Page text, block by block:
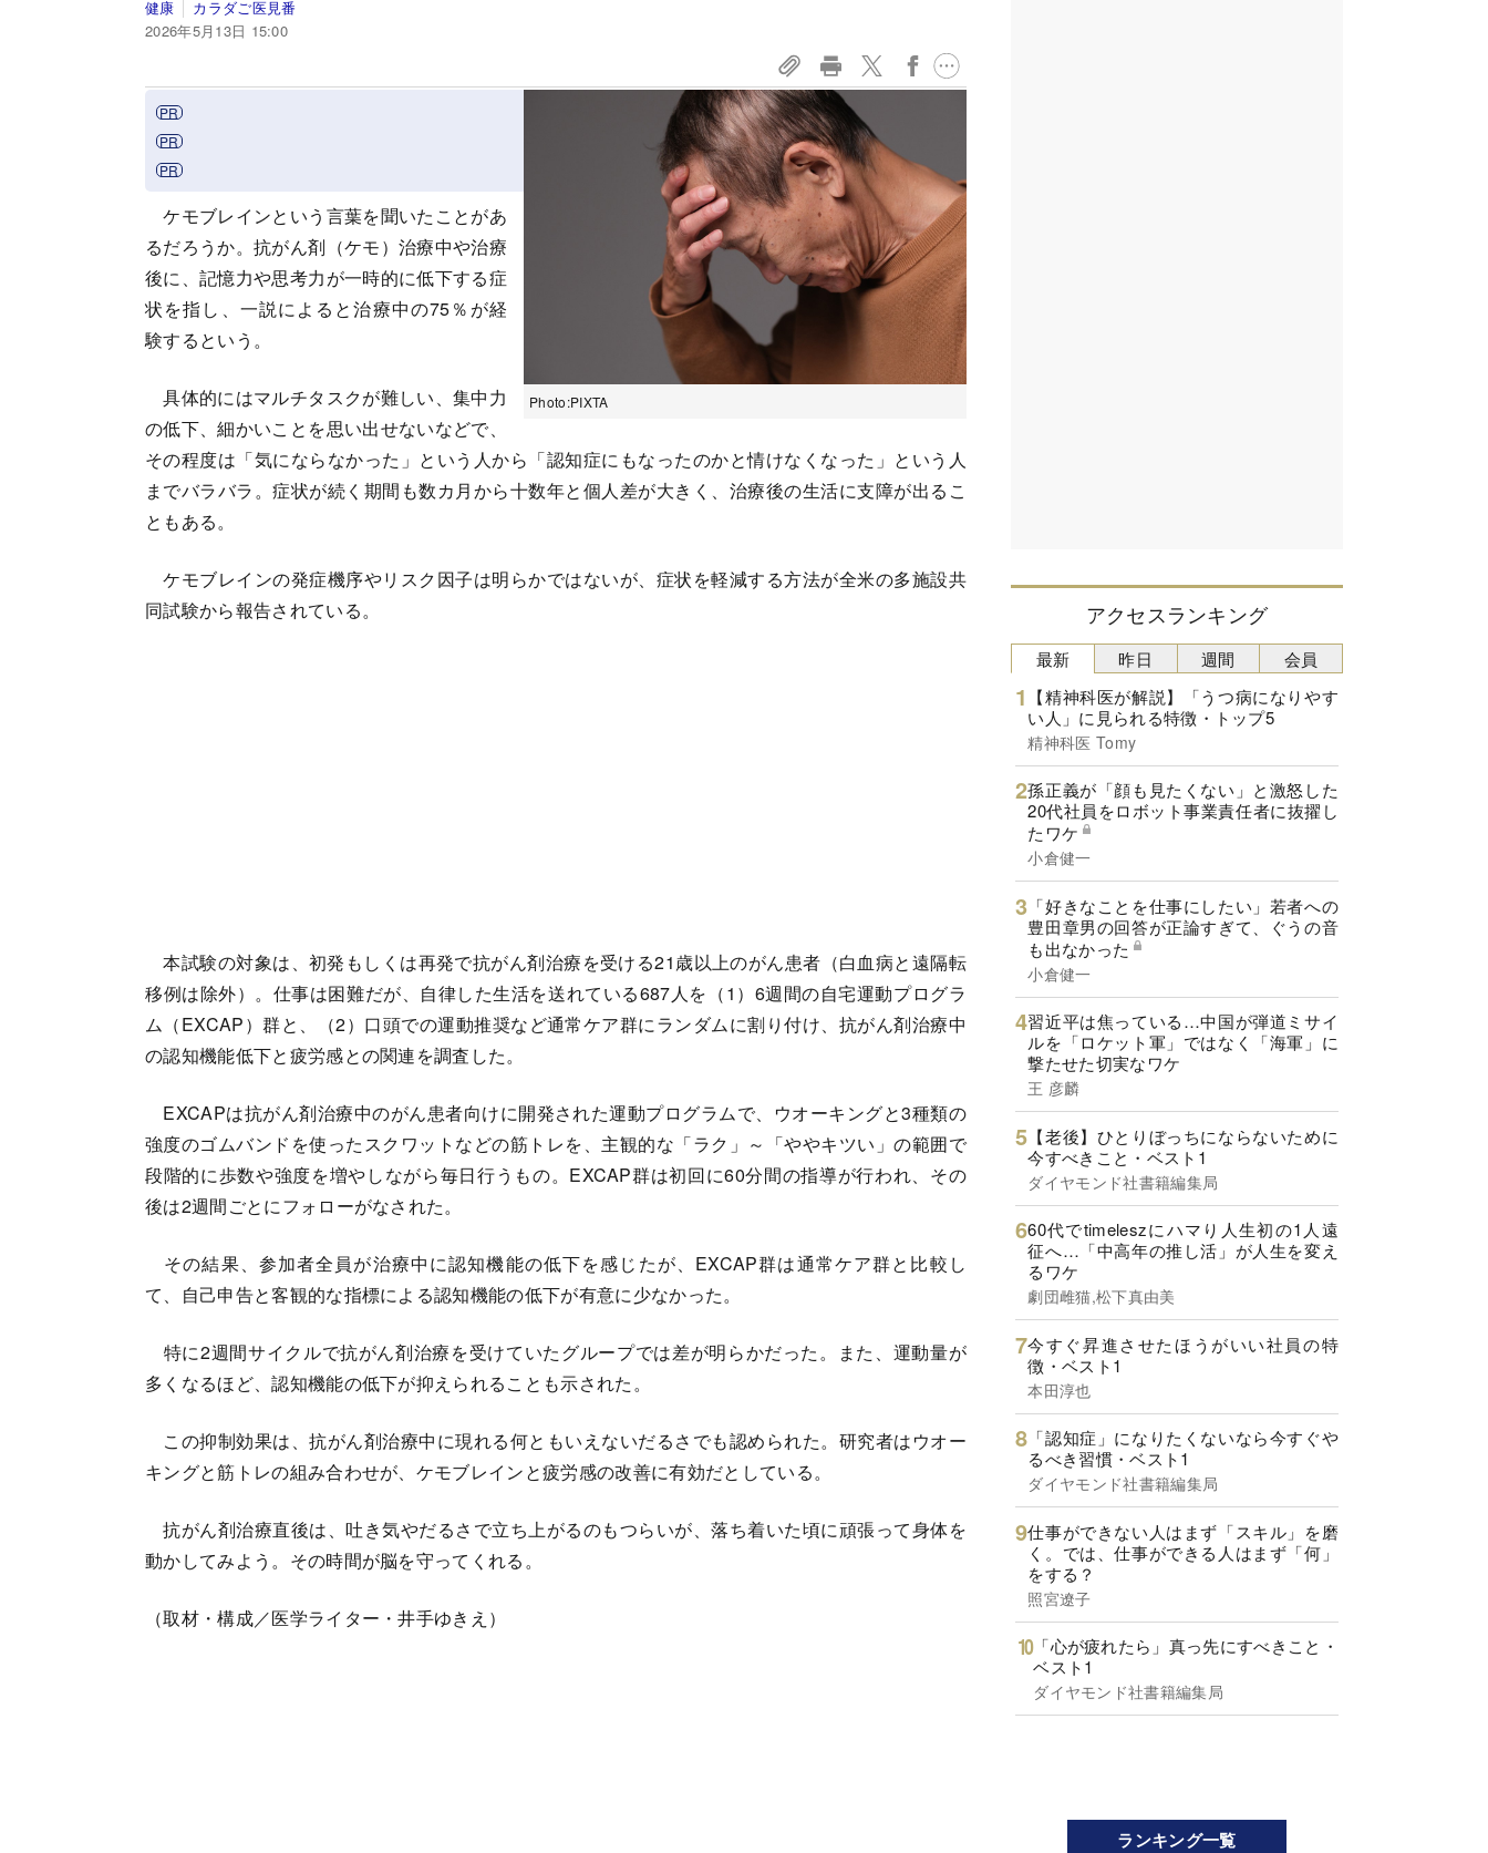
健康
カラダご医見番
2026年5月13日 15:00
Photo:PIXTA
ケモブレインという言葉を聞いたことがあ
るだろうか。抗がん剤（ケモ）治療中や治療
後に、記憶力や思考力が一時的に低下する症
状を指し、一説によると治療中の75％が経
験するという。
具体的にはマルチタスクが難しい、集中力
の低下、細かいことを思い出せないなどで、
その程度は「気にならなかった」という人から「認知症にもなったのかと情けなくなった」という人
までバラバラ。症状が続く期間も数カ月から十数年と個人差が大きく、治療後の生活に支障が出るこ
ともある。
ケモブレインの発症機序やリスク因子は明らかではないが、症状を軽減する方法が全米の多施設共
同試験から報告されている。
本試験の対象は、初発もしくは再発で抗がん剤治療を受ける21歳以上のがん患者（白血病と遠隔転
移例は除外）。仕事は困難だが、自律した生活を送れている687人を（1）6週間の自宅運動プログラ
ム（EXCAP）群と、（2）口頭での運動推奨など通常ケア群にランダムに割り付け、抗がん剤治療中
の認知機能低下と疲労感との関連を調査した。
EXCAPは抗がん剤治療中のがん患者向けに開発された運動プログラムで、ウオーキングと3種類の
強度のゴムバンドを使ったスクワットなどの筋トレを、主観的な「ラク」～「ややキツい」の範囲で
段階的に歩数や強度を増やしながら毎日行うもの。EXCAP群は初回に60分間の指導が行われ、その
後は2週間ごとにフォローがなされた。
その結果、参加者全員が治療中に認知機能の低下を感じたが、EXCAP群は通常ケア群と比較し
て、自己申告と客観的な指標による認知機能の低下が有意に少なかった。
特に2週間サイクルで抗がん剤治療を受けていたグループでは差が明らかだった。また、運動量が
多くなるほど、認知機能の低下が抑えられることも示された。
この抑制効果は、抗がん剤治療中に現れる何ともいえないだるさでも認められた。研究者はウオー
キングと筋トレの組み合わせが、ケモブレインと疲労感の改善に有効だとしている。
抗がん剤治療直後は、吐き気やだるさで立ち上がるのもつらいが、落ち着いた頃に頑張って身体を
動かしてみよう。その時間が脳を守ってくれる。
（取材・構成／医学ライター・井手ゆきえ）
アクセスランキング
最新
【精神科医が解説】「うつ病になりやす
い人」に見られる特徴・トップ5
精神科医 Tomy
孫正義が「顔も見たくない」と激怒した
20代社員をロボット事業責任者に抜擢し
たワケ
小倉健一
「好きなことを仕事にしたい」若者への
豊田章男の回答が正論すぎて、ぐうの音
も出なかった
小倉健一
習近平は焦っている…中国が弾道ミサイ
ルを「ロケット軍」ではなく「海軍」に
撃たせた切実なワケ
王 彦麟
【老後】ひとりぼっちにならないために
今すべきこと・ベスト1
ダイヤモンド社書籍編集局
60代でtimeleszにハマり人生初の1人遠
征へ…「中高年の推し活」が人生を変え
るワケ
劇団雌猫,松下真由美
今すぐ昇進させたほうがいい社員の特
徴・ベスト1
本田淳也
「認知症」になりたくないなら今すぐや
るべき習慣・ベスト1
ダイヤモンド社書籍編集局
仕事ができない人はまず「スキル」を磨
く。では、仕事ができる人はまず「何」
をする？
照宮遼子
「心が疲れたら」真っ先にすべきこと・
ベスト1
ダイヤモンド社書籍編集局
昨日 週間 会員
ランキング一覧